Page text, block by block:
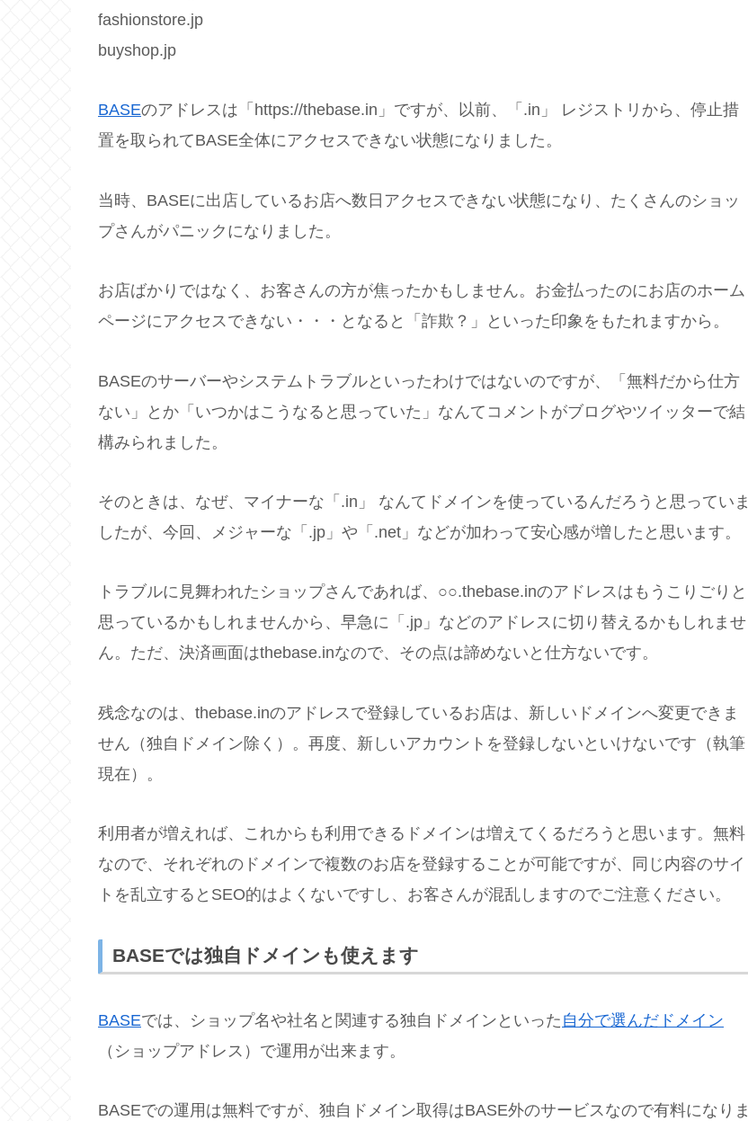
fashionstore.jp
buyshop.jp
BASEのアドレスは「https://thebase.in」ですが、以前、「.in」 レジストリから、停止措
置を取られてBASE全体にアクセスできない状態になりました。
当時、BASEに出店しているお店へ数日アクセスできない状態になり、たくさんのショッ
プさんがパニックになりました。
お店ばかりではなく、お客さんの方が焦ったかもしません。お金払ったのにお店のホーム
ページにアクセスできない・・・となると「詐欺？」といった印象をもたれますから。
BASEのサーバーやシステムトラブルといったわけではないのですが、「無料だから仕方
ない」とか「いつかはこうなると思っていた」なんてコメントがブログやツイッターで結
構みられました。
そのときは、なぜ、マイナーな「.in」 なんてドメインを使っているんだろうと思っていま
したが、今回、メジャーな「.jp」や「.net」などが加わって安心感が増したと思います。
トラブルに見舞われたショップさんであれば、○○.thebase.inのアドレスはもうこりごりと
思っているかもしれませんから、早急に「.jp」などのアドレスに切り替えるかもしれませ
ん。ただ、決済画面はthebase.inなので、その点は諦めないと仕方ないです。
残念なのは、thebase.inのアドレスで登録しているお店は、新しいドメインへ変更できま
せん（独自ドメイン除く）。再度、新しいアカウントを登録しないといけないです（執筆
現在）。
利用者が増えれば、これからも利用できるドメインは増えてくるだろうと思います。無料
なので、それぞれのドメインで複数のお店を登録することが可能ですが、同じ内容のサイ
トを乱立するとSEO的はよくないですし、お客さんが混乱しますのでご注意ください。
BASEでは独自ドメインも使えます
BASEでは、ショップ名や社名と関連する独自ドメインといった 自分で選んだドメイン
（ショップアドレス）で運用が出来ます。
BASEでの運用は無料ですが、独自ドメイン取得はBASE外のサービスなので有料になりま